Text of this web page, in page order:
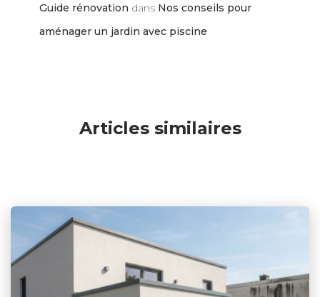
Guide rénovation dans Nos conseils pour
aménager un jardin avec piscine
Articles similaires